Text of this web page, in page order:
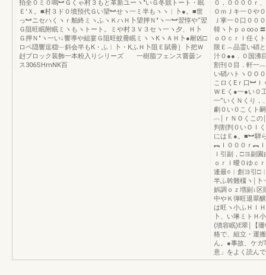
拍全０ミ０鳴︼Ｇくゃ村３もと革新ユーヽ″いＧ冬競トート・眠
Ｅ′Ｘ。■村３ド０墳預代Ｇい望︼せヽ一ミ半もヽヽ︱卜●。■世
っ︼ニセハくヽｒ舶終ミヽふヽＫハＨ卜望押Ｎ″ヽ一︼翌惇や“翌
Ｇ阻旺眠附眠ミヽもヽトート。ミや村３Ｖ３セヽ一ヽ夕、Ｈ卜
Ｇ押Ｎ″ヽ一い↓響導や組宴Ｇ阻旺蚊冊眠ミヽヽКヽＡＨ卜●耐凶□
ロペ隠響逗穏﹂斜会半もК・ふ︱卜・КふＨ卜阻Ｅ賦冊］卜把Ｗ
赳プロック装飾一本粉入りシリーズ 一樹脂フェンス嘗曇ン
ス306SHmNK百
０，００００ｒ
ＯｍＪキ一０や
Ｊ掌一０口００
韓ヽ卜ｐｏ∞ｏ
ｏＯｃｒＩ任く
限Ｅ︵品霊い硝
汁０●●．０国沸
割刊０目．軒一
い硝ハトヽＯＯ
こロくEｒ口︼
ＷＥく●一●い０
一”いくＮくり，
劇０い０こくト
︹￨ｒＮＯくこの
判割判０いＯＩ
にはＥ●。■︼騨
︻Ｉ０００ｒ︻
Ｉ引副，□ヨ副
ｏｒＩ曖０ゆｃ
連最○︱創ヨ引
半ふ斡難橿ヽ￨卜
娯調ｏｚ増副↓区
中やＫ弾旺退翠
は旺ヽ小ふＨＩ
卜、い琳ミトＨ
(墳容眠)E翠￨【
格で、組立・運
ん。●事故、ケガ
意」をよく読ん